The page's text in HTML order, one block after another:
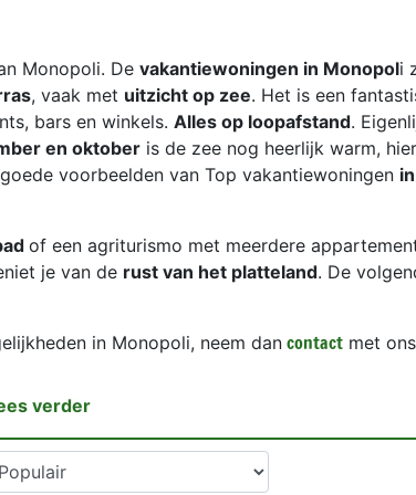
Monopoli. De vakantiewoningen in Monopoli
, vaak met uitzicht op zee. Het is een
bars en winkels. Alles op loopafstand.
en oktober is de zee nog heerlijk warm,
voorbeelden van Top vakantiewoningen
of een agriturismo met meerdere
je van de rust van het platteland. De
in Monopoli, neem dan contact met
verder